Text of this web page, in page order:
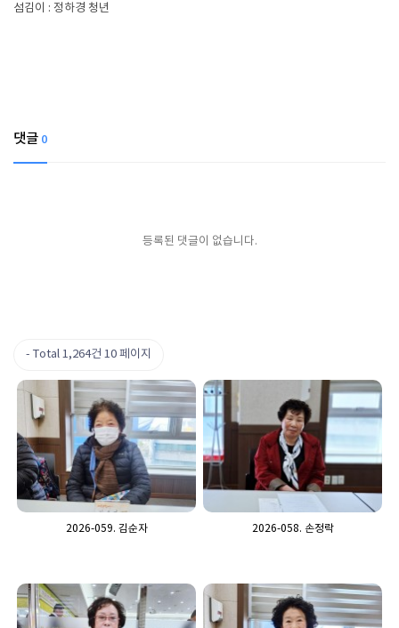
섬김이 : 정하경 청년
댓글 0
등록된 댓글이 없습니다.
Total 1,264건 10 페이지
2026-059. 김순자 2026-058. 손정락